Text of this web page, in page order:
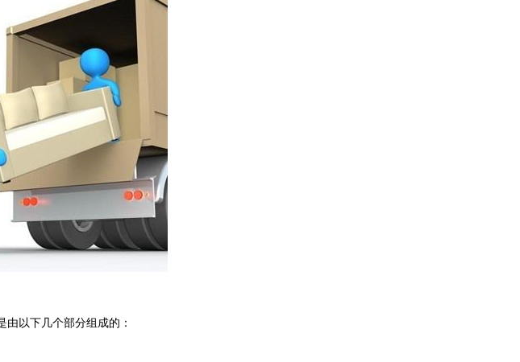
以下几个部分组成的：